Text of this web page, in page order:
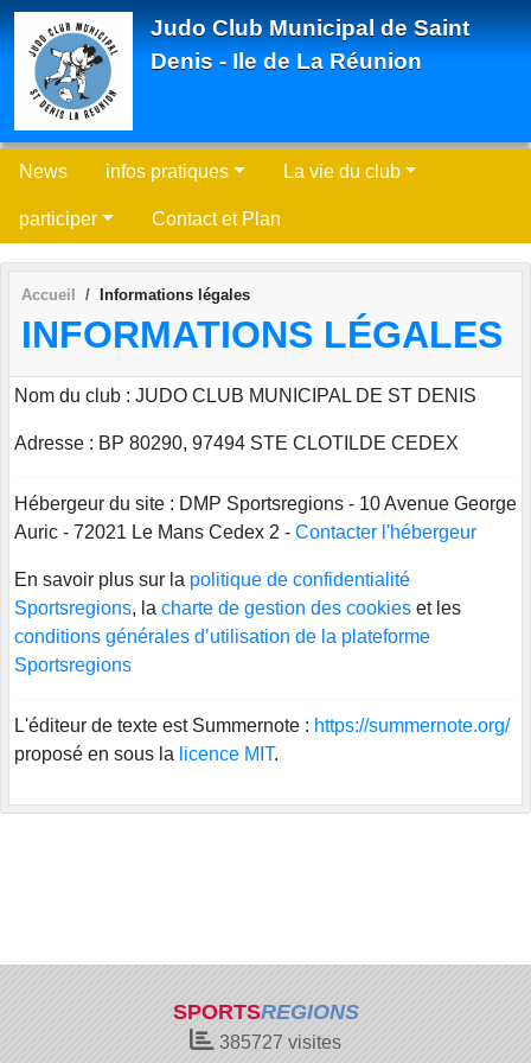
Judo Club Municipal de Saint
Denis - Ile de La Réunion
News infos pratiques La vie du club
participer Contact et Plan
Accueil Informations légales
INFORMATIONS LÉGALES
Nom du club : JUDO CLUB MUNICIPAL DE ST DENIS
Adresse : BP 80290, 97494 STE CLOTILDE CEDEX
Hébergeur du site : DMP Sportsregions - 10 Avenue George
Auric - 72021 Le Mans Cedex 2 - Contacter l'hébergeur
En savoir plus sur la politique de confidentialité
Sportsregions, la charte de gestion des cookies et les
conditions générales d’utilisation de la plateforme
Sportsregions
L'éditeur de texte est Summernote : https://summernote.org/
proposé en sous la licence MIT.
SPORTSREGIONS
385727 visites
Panneau de gestion des cookies